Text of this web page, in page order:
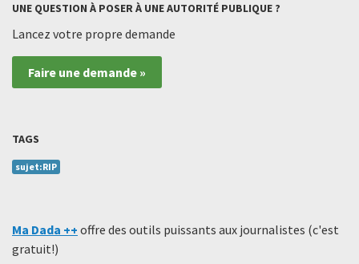
UNE QUESTION À POSER À UNE AUTORITÉ PUBLIQUE ?
Lancez votre propre demande
Faire une demande »
TAGS
sujet:RIP
Ma Dada ++ offre des outils puissants aux journalistes (c'est
gratuit!)